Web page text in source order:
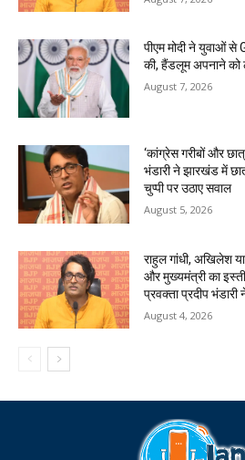
पीएम मोदी ने युवाओं से
की, हैंडलूम अपनाने को
August 7, 2026
‘कांग्रेस गरीबों और
भंडारी ने झारखंड में
चुप्पी पर उठाए सवाल
August 5, 2026
राहुल गांधी, अखिलेश
और मुख्यमंत्री का
प्रवक्ता प्रदीप भंडारी
August 4, 2026